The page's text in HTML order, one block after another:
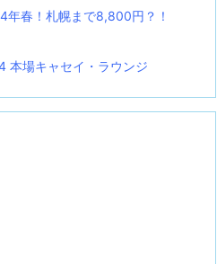
春！札幌まで8,800円？！
本場キャセイ・ラウンジ